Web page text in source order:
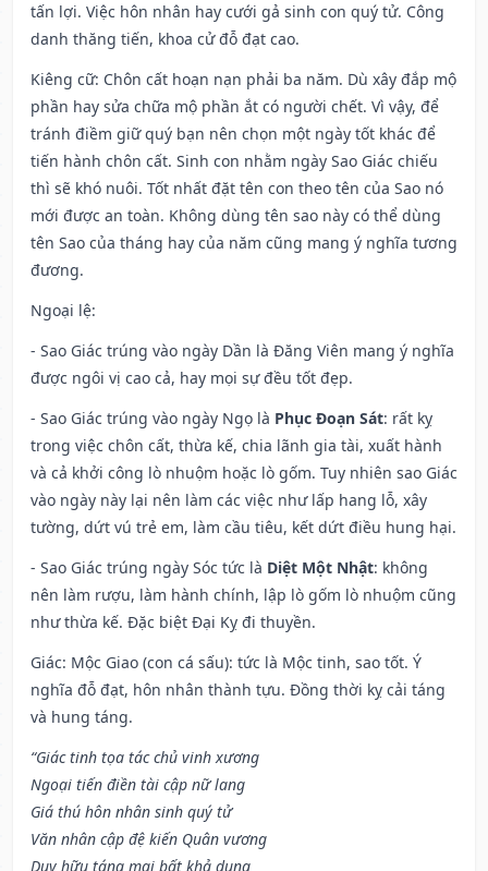
tấn lợi. Việc hôn nhân hay cưới gả sinh con quý tử. Công
danh thăng tiến, khoa cử đỗ đạt cao.
Kiêng cữ: Chôn cất hoạn nạn phải ba năm. Dù xây đắp mộ
phần hay sửa chữa mộ phần ắt có người chết. Vì vậy, để
tránh điềm giữ quý bạn nên chọn một ngày tốt khác để
tiến hành chôn cất. Sinh con nhằm ngày Sao Giác chiếu
thì sẽ khó nuôi. Tốt nhất đặt tên con theo tên của Sao nó
mới được an toàn. Không dùng tên sao này có thể dùng
tên Sao của tháng hay của năm cũng mang ý nghĩa tương
đương.
Ngoại lệ:
- Sao Giác trúng vào ngày Dần là Đăng Viên mang ý nghĩa
được ngôi vị cao cả, hay mọi sự đều tốt đẹp.
- Sao Giác trúng vào ngày Ngọ là Phục Đoạn Sát: rất kỵ
trong việc chôn cất, thừa kế, chia lãnh gia tài, xuất hành
và cả khởi công lò nhuộm hoặc lò gốm. Tuy nhiên sao Giác
vào ngày này lại nên làm các việc như lấp hang lỗ, xây
tường, dứt vú trẻ em, làm cầu tiêu, kết dứt điều hung hại.
- Sao Giác trúng ngày Sóc tức là Diệt Một Nhật: không
nên làm rượu, làm hành chính, lập lò gốm lò nhuộm cũng
như thừa kế. Đặc biệt Đại Kỵ đi thuyền.
Giác: Mộc Giao (con cá sấu): tức là Mộc tinh, sao tốt. Ý
nghĩa đỗ đạt, hôn nhân thành tựu. Đồng thời kỵ cải táng
và hung táng.
“Giác tinh tọa tác chủ vinh xương
Ngoại tiến điền tài cập nữ lang
Giá thú hôn nhân sinh quý tử
Văn nhân cập đệ kiến Quân vương
Duy hữu táng mai bất khả dụng